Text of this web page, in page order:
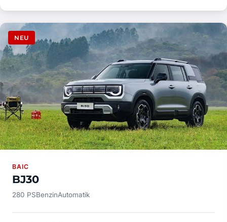
NEU
BAIC
BJ30
280 PSBenzinAutomatik